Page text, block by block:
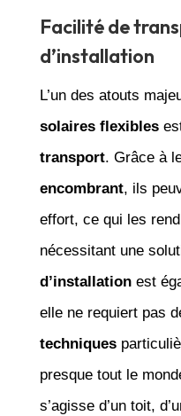
Facilité de
d’installation
L’un des atouts
solaires flexibles
transport. Grâce à
encombrant, ils
effort, ce qui les
nécessitant une
d’installationest
elle ne requiert pas
techniques
presque tout le
s’agisse d’un toit,